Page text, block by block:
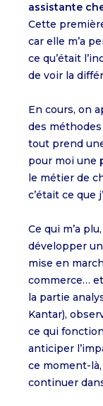
assistante
Cette
car elle m’a
ce qu’était
de voir la
En cours, on
des
tout prend
pour moi une
le métier de
c’était ce que
Ce qui m’a
développer
mise en
commerce… et
la partie
Kantar),
ce qui
anticiper
ce moment-
continuer